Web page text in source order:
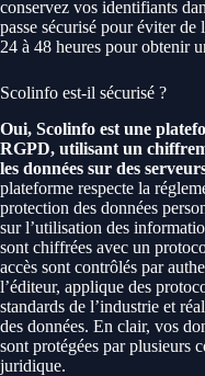
conservez vos identifiants
passe sécurisé pour éviter
24 à 48 heures pour obtenir
Scolinfo est-il sécurisé ?
Oui, Scolinfo est une
RGPD, utilisant un
les données sur des
plateforme respecte la
protection des données
sur l’utilisation des
sont chiffrées avec un
accès sont contrôlés par
l’éditeur, applique des
standards de l’industrie et
des données. En clair, vos
sont protégées par plusieurs
juridique.